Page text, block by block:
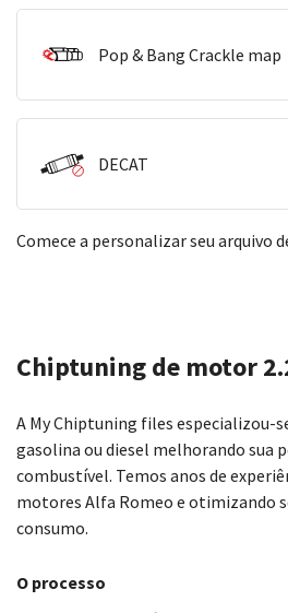
Pop & Bang Crackle map
DECAT
Comece a personalizar seu arquivo
Chiptuning de motor
A My Chiptuning files especializou-
gasolina ou diesel melhorando sua
combustível. Temos anos de
motores Alfa Romeo e otimizando
consumo.
O processo